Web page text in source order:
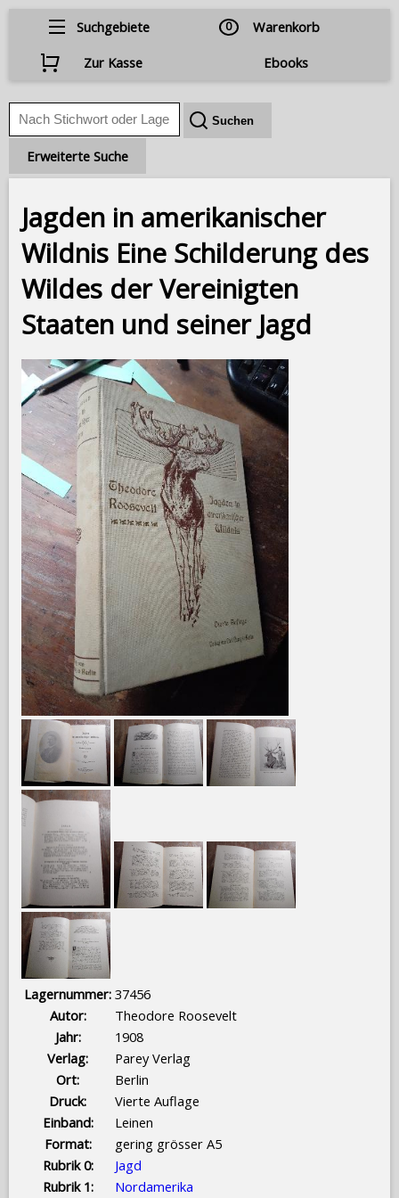
Suchgebiete 0
Warenkorb
Zur Kasse
Ebooks
Erweiterte Suche
Jagden in amerikanischer
Wildnis Eine Schilderung des
Wildes der Vereinigten
Staaten und seiner Jagd
Lagernummer: 37456
Autor:
Theodore Roosevelt
Jahr:
1908
Verlag:
Parey Verlag
Ort:
Berlin
Druck:
Vierte Auflage
Einband:
Leinen
Format:
gering grösser A5
Rubrik 0:
Jagd
Rubrik 1:
Nordamerika